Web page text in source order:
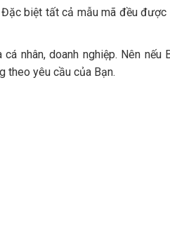
biệt tất cả mẫu mã đều
nhân, doanh nghiệp. Nên nếu
theo yêu cầu của Bạn.
khách hàng.